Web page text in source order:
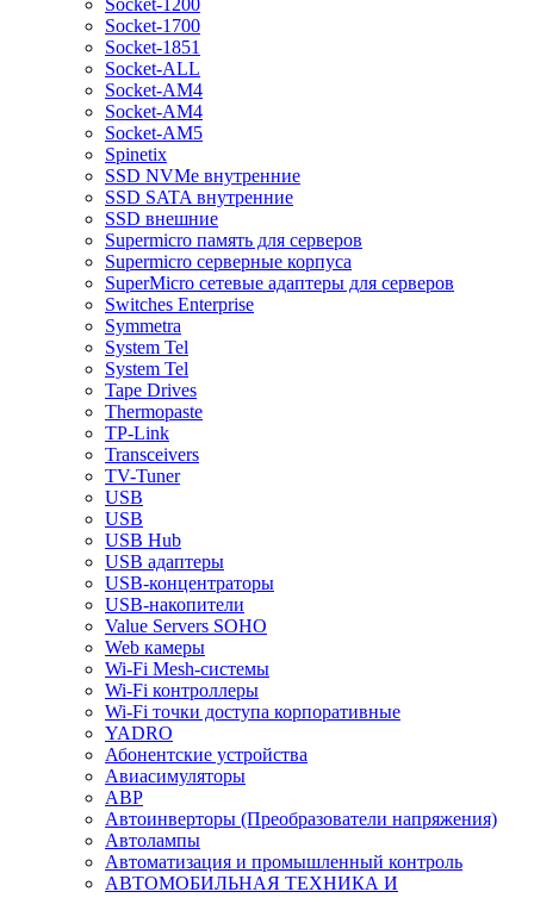
Socket-1700
Socket-1851
Socket-ALL
Socket-AM4
Socket-AM4
Socket-AM5
Spinetix
SSD NVMe внутренние
SSD SATA внутренние
SSD внешние
Supermicro память для серверов
Supermicro серверные корпуса
SuperMicro сетевые адаптеры для серверов
Switches Enterprise
Symmetra
System Tel
System Tel
Tape Drives
Thermopaste
TP-Link
Transceivers
TV-Tuner
USB
USB
USB Hub
USB адаптеры
USB-концентраторы
USB-накопители
Value Servers SOHO
Web камеры
Wi-Fi Mesh-системы
Wi-Fi контроллеры
Wi-Fi точки доступа корпоративные
YADRO
Абонентские устройства
Авиасимуляторы
АВР
Автоинверторы (Преобразователи напряжения)
Автолампы
Автоматизация и промышленный контроль
АВТОМОБИЛЬНАЯ ТЕХНИКА И